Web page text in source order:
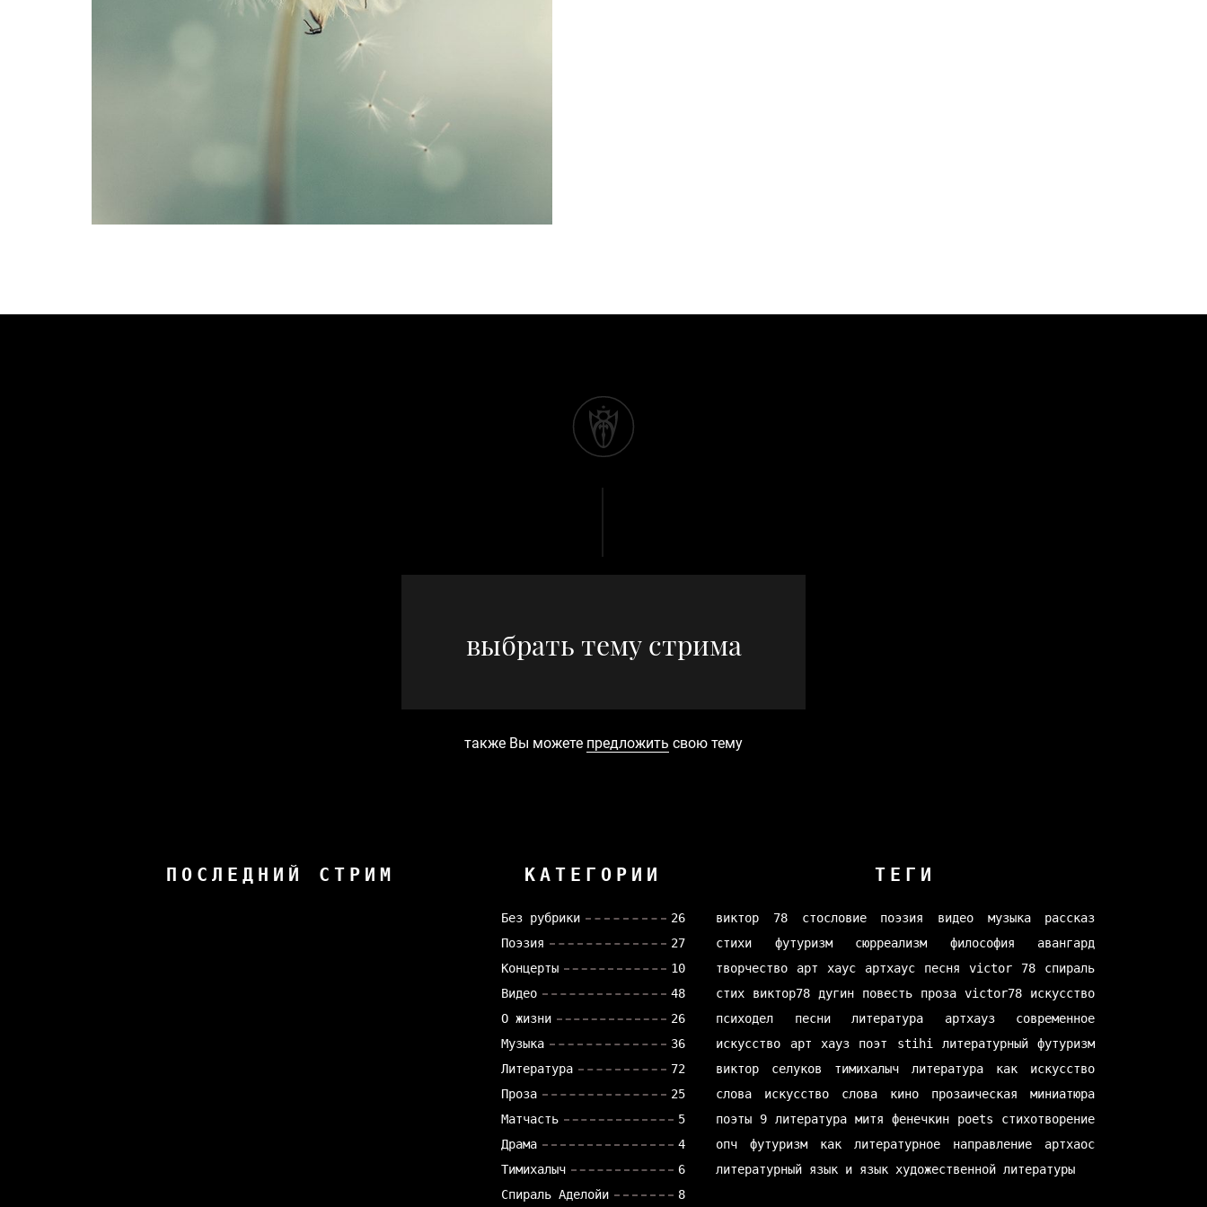
выбрать тему стрима
также Вы можете предложить свою тему
ПОСЛЕДНИЙ СТРИМ КАТЕГОРИИ
Без рубрики
26
Поэзия
27
Концерты
10
Видео
48
О жизни
26
Музыка
36
Литература
72
Проза
25
Матчасть
5
Драма
4
Тимихалыч
6
Спираль Аделойи
8
ТЕГИ
виктор 78 стословие поэзия видео музыка
рассказ
стихи
футуризм сюрреализм философия
авангард
творчество
арт хаус артхаус песня victor 78
спираль
стих
виктор78 дугин повесть проза victor78
искусство
психодел
песни литература артхауз
современное
искусство
арт хауз поэт stihi
литературный футуризм
виктор селуков
тимихалыч
литература как искусство
слова
искусство слова кино
прозаическая миниатюра
поэты
9 литература митя фенечкин poets
стихотворение
опч
футуризм как литературное направление
артхаос
литературный язык и язык художественной литературы